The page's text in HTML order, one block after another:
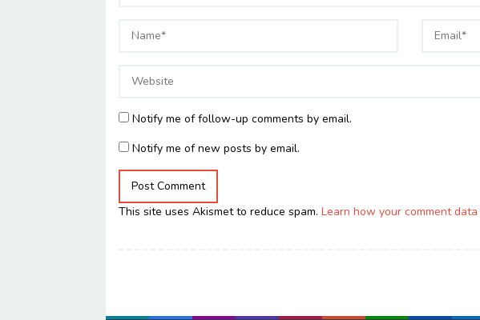
Notify me of follow-up comments by email.
Notify me of new posts by email.
This site uses Akismet to reduce spam. Learn how your comment data